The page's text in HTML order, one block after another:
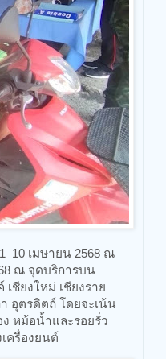
เมษายน 2568 ณ
ณ จุดบริการบน
ชียงใหม่ เชียงราย
อุตรดิตถ์ โดยจะเน้น
หม้อน้ำและรอยรั่ว
ครื่องยนต์